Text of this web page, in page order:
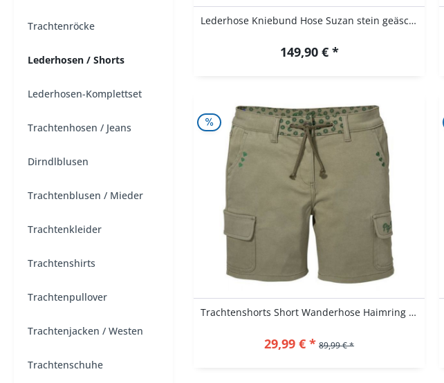
Trachtenröcke
Lederhosen / Shorts
Lederhosen-Komplettset
Trachtenhosen / Jeans
Dirndlblusen
Trachtenblusen / Mieder
Trachtenkleider
Trachtenshirts
Trachtenpullover
Trachtenjacken / Westen
Trachtenschuhe
Lederhose Kniebund Hose Suzan stein geäscht...
149,90 € *
Trachtenshorts Short Wanderhose Haimring schilf...
29,99 € * 89,99 € *